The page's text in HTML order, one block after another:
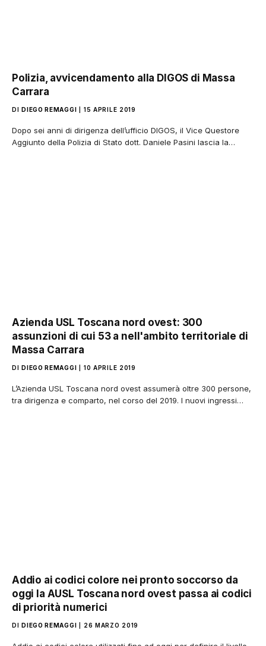
Polizia, avvicendamento alla DIGOS di Massa
Carrara
DI DIEGO REMAGGI 15 APRILE 2019
Dopo sei anni di dirigenza dell’ufficio DIGOS, il Vice Questore
Aggiunto della Polizia di Stato dott. Daniele Pasini lascia la…
Azienda USL Toscana nord ovest: 300
assunzioni di cui 53 a nell'ambito territoriale di
Massa Carrara
DI DIEGO REMAGGI 10 APRILE 2019
L’Azienda USL Toscana nord ovest assumerà oltre 300 persone,
tra dirigenza e comparto, nel corso del 2019. I nuovi ingressi…
Addio ai codici colore nei pronto soccorso da
oggi la AUSL Toscana nord ovest passa ai codici
di priorità numerici
DI DIEGO REMAGGI 26 MARZO 2019